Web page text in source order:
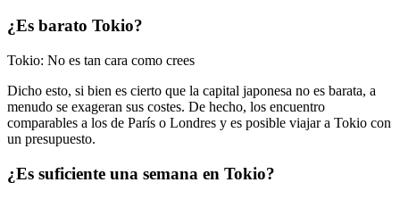
¿Es barato Tokio?
Tokio: No es tan cara como crees
Dicho esto, si bien es cierto que la capital japonesa no es barata, a
menudo se exageran sus costes. De hecho, los encuentro
comparables a los de París o Londres y es posible viajar a Tokio con
un presupuesto.
¿Es suficiente una semana en Tokio?